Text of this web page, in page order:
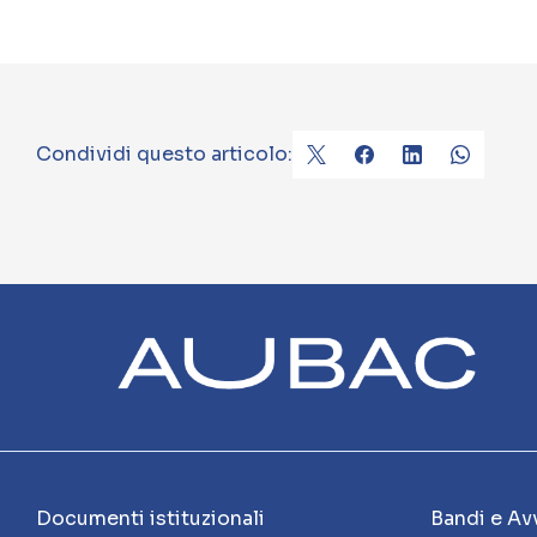
Condividi questo articolo:
Documenti istituzionali
Bandi e